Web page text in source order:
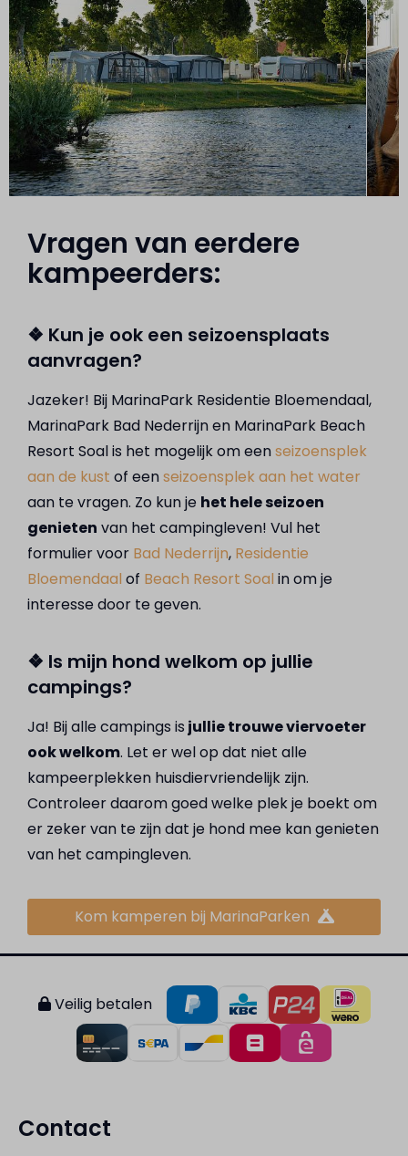
Vragen van eerdere
kampeerders:
❖ Kun je ook een seizoensplaats
aanvragen?
Jazeker! Bij MarinaPark Residentie Bloemendaal,
MarinaPark Bad Nederrijn en MarinaPark Beach
Resort Soal is het mogelijk om eenseizoensplek
aan de kust of eenseizoensplek aan het water
aan te vragen. Zo kun je het hele seizoen
genieten van het campingleven! Vul het
formulier voor Bad Nederrijn, Residentie
Bloemendaal of Beach Resort Soal in om je
interesse door te geven.
❖ Is mijn hond welkom op jullie
campings?
Ja! Bij alle campings is jullie trouwe viervoeter
ook welkom. Let er wel op dat niet alle
kampeerplekken huisdiervriendelijk zijn.
Controleer daarom goed welke plek je boekt om
er zeker van te zijn dat je hond mee kan genieten
van het campingleven.
Kom kamperen bij MarinaParken
Veilig betalen
Contact